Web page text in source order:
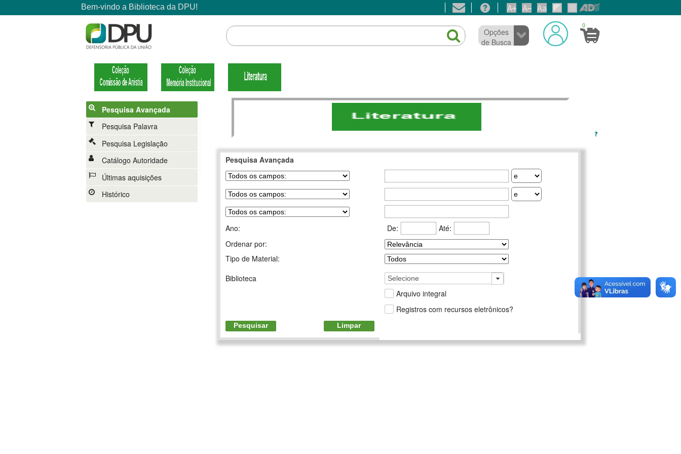
0
Opções
de Busca
Pesquisa Avançada
Pesquisa Palavra
Pesquisa Legislação
Catálogo Autoridade
Últimas aquisições
Histórico
Pesquisa Avançada
Ano: De:
Até:
Ordenar por:
Tipo de Material:
Biblioteca
Selecione
Arquivo integral
Registros com recursos eletrônicos?
Pesquisar Limpar